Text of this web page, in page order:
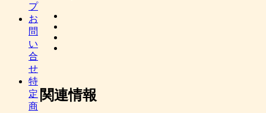
関連情報
プ
お
問
い
合
せ
特
定
商